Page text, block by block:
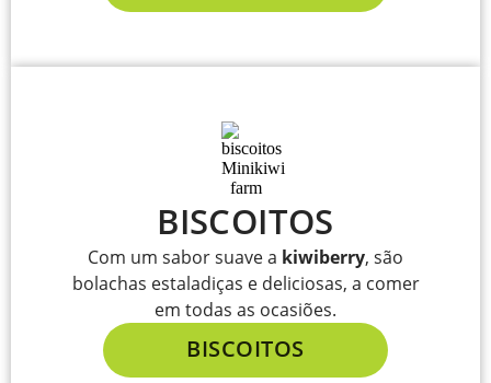
BISCOITOS
Com um sabor suave a kiwiberry, são
bolachas estaladiças e deliciosas, a comer
em todas as ocasiões.
BISCOITOS